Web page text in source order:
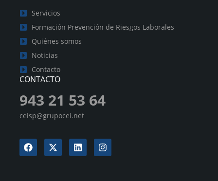
Servicios
Formación Prevención de Riesgos Laborales
Quiénes somos
Noticias
Contacto
CONTACTO
943 21 53 64
ceisp@grupocei.net